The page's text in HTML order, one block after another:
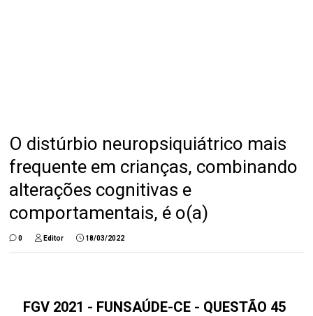
O distúrbio neuropsiquiátrico mais
frequente em crianças, combinando
alterações cognitivas e
comportamentais, é o(a)
0 Editor 18/03/2022
FGV 2021 - FUNSAÚDE-CE - QUESTÃO 45